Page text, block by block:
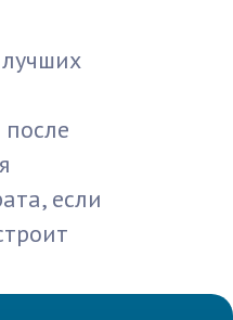
если